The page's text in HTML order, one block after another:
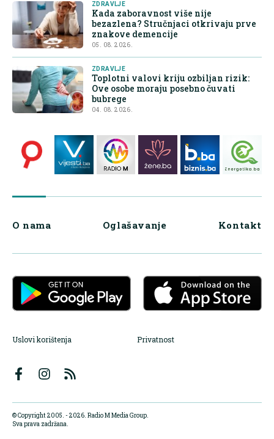
ZDRAVLJE
Kada zaboravnost više nije
bezazlena? Stručnjaci otkrivaju prve
znakove demencije
05. 08. 2026.
ZDRAVLJE
Toplotni valovi kriju ozbiljan rizik:
Ove osobe moraju posebno čuvati
bubrege
04. 08. 2026.
O nama Oglašavanje Kontakt
Uslovi korištenja Privatnost
© Copyright 2005. - 2026. Radio M Media Group.
Sva prava zadržana.